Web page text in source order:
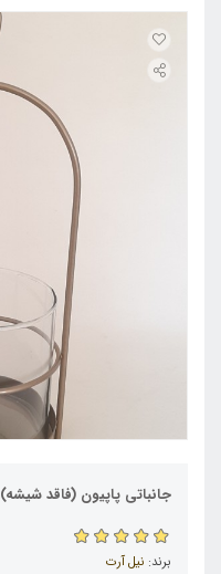
جانباتی پاپیون (فاقد شیشه)
برند: نیل آرت